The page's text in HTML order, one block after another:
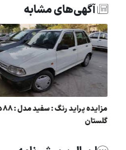
آگهی‌های مشابه
گلستان